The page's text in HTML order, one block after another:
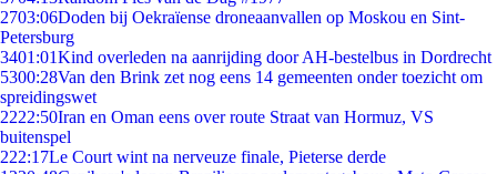
2703:06Doden bij Oekraïense droneaanvallen op Moskou en Sint-
Petersburg
3401:01Kind overleden na aanrijding door AH-bestelbus in Dordrecht
5300:28Van den Brink zet nog eens 14 gemeenten onder toezicht om
spreidingswet
2222:50Iran en Oman eens over route Straat van Hormuz, VS
buitenspel
222:17Le Court wint na nerveuze finale, Pieterse derde